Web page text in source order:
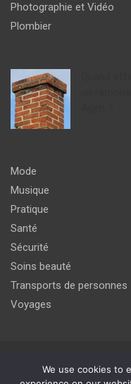
Photographie et Vidéo
Plombier
Mode
Musique
Pratique
Santé
Sécurité
Soins beauté
Transports de personnes
Voyages
Copyright © 2026agir
We use cookies to